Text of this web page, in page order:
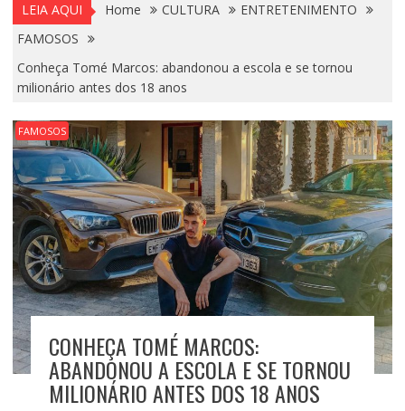
LEIA AQUI Home CULTURA
ENTRETENIMENTO
FAMOSOS
Conheça Tomé Marcos: abandonou a escola e se tornou
milionário antes dos 18 anos
FAMOSOS
CONHEÇA TOMÉ MARCOS:
ABANDONOU A ESCOLA E SE TORNOU
MILIONÁRIO ANTES DOS 18 ANOS